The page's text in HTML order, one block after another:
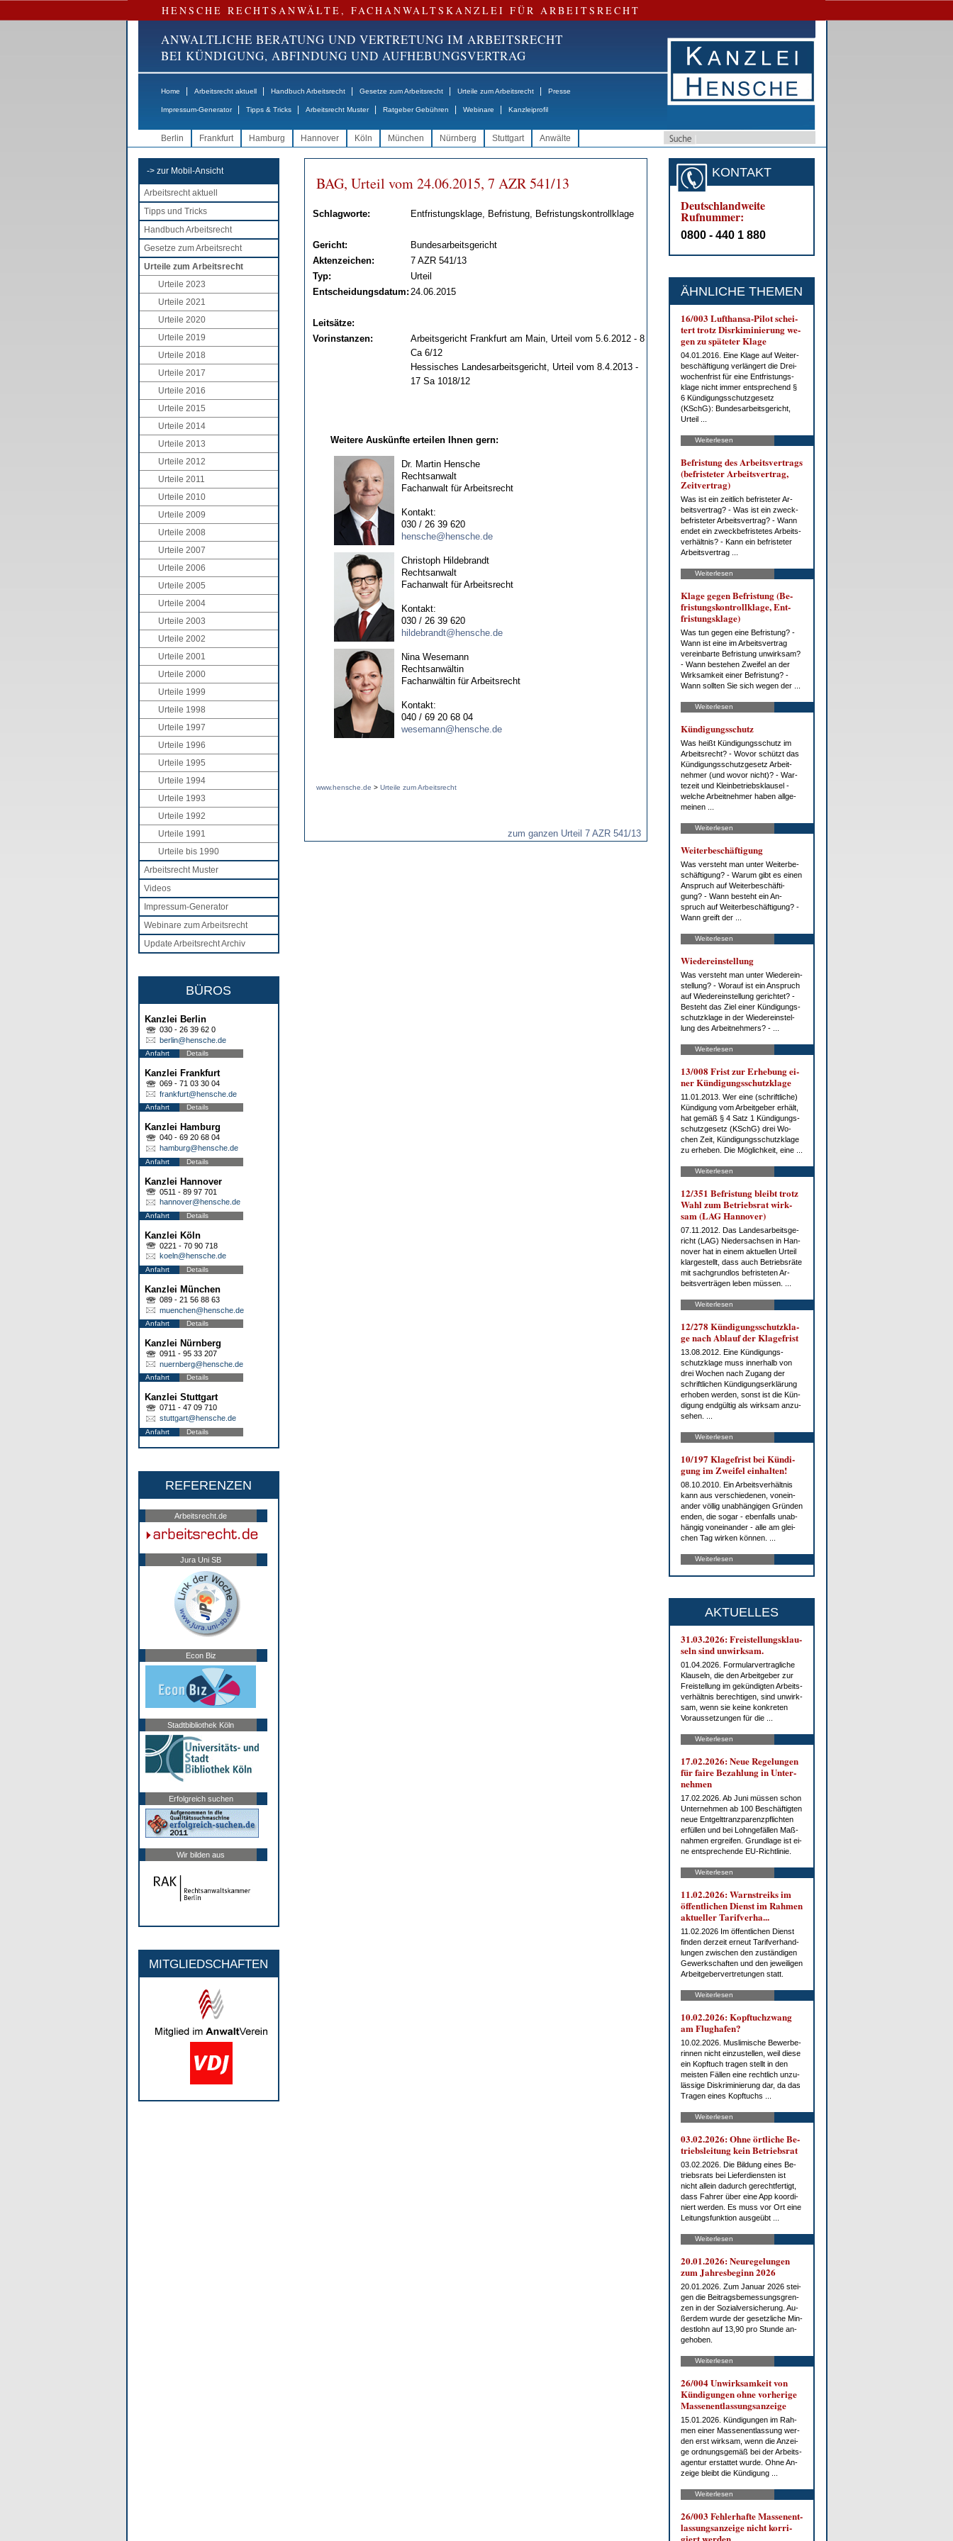
HENSCHE RECHTSANWÄLTE, FACHANWALTSKANZLEI FÜR ARBEITSRECHT
ANWALTLICHE BERATUNG UND VERTRETUNG IM ARBEITSRECHT
BEI KÜNDIGUNG, ABFINDUNG UND AUFHEBUNGSVERTRAG
Home Arbeitsrecht aktuell Handbuch Arbeitsrecht Gesetze zum Arbeitsrecht Urteile zum Arbeitsrecht Presse
Impressum-Generator Tipps & Tricks Arbeitsrecht Muster Ratgeber Gebühren Webinare Kanzleiprofil
Berlin Frankfurt Hamburg Hannover Köln München Nürnberg Stuttgart Anwälte
-> zur Mobil-Ansicht
Arbeitsrecht aktuell
Tipps und Tricks
Handbuch Arbeitsrecht
Gesetze zum Arbeitsrecht
Urteile zum Arbeitsrecht
Urteile 2023
Urteile 2021
Urteile 2020
Urteile 2019
Urteile 2018
Urteile 2017
Urteile 2016
Urteile 2015
Urteile 2014
Urteile 2013
Urteile 2012
Urteile 2011
Urteile 2010
Urteile 2009
Urteile 2008
Urteile 2007
Urteile 2006
Urteile 2005
Urteile 2004
Urteile 2003
Urteile 2002
Urteile 2001
Urteile 2000
Urteile 1999
Urteile 1998
Urteile 1997
Urteile 1996
Urteile 1995
Urteile 1994
Urteile 1993
Urteile 1992
Urteile 1991
Urteile bis 1990
Arbeitsrecht Muster
Videos
Impressum-Generator
Webinare zum Arbeitsrecht
Update Arbeitsrecht Archiv
BÜROS
Kanzlei Berlin
030 - 26 39 62 0
berlin@hensche.de
Anfahrt Details
Kanzlei Frankfurt
069 - 71 03 30 04
frankfurt@hensche.de
Anfahrt Details
Kanzlei Hamburg
040 - 69 20 68 04
hamburg@hensche.de
Anfahrt Details
Kanzlei Hannover
0511 - 89 97 701
hannover@hensche.de
Anfahrt Details
Kanzlei Köln
0221 - 70 90 718
koeln@hensche.de
Anfahrt Details
Kanzlei München
089 - 21 56 88 63
muenchen@hensche.de
Anfahrt Details
Kanzlei Nürnberg
0911 - 95 33 207
nuernberg@hensche.de
Anfahrt Details
Kanzlei Stuttgart
0711 - 47 09 710
stuttgart@hensche.de
Anfahrt Details
REFERENZEN
Arbeitsrecht.de
Jura Uni SB
Econ Biz
Stadtbibliothek Köln
Erfolgreich suchen
Wir bilden aus
MITGLIEDSCHAFTEN
BAG, Ur­teil vom 24.06.2015, 7 AZR 541/13
Schlagworte: Entfristungsklage, Befristung, Befristungskontrollklage
Gericht:
Bundesarbeitsgericht
Aktenzeichen:
7 AZR 541/13
Typ:
Urteil
Entscheidungsdatum: 24.06.2015
Leitsätze:
Vorinstanzen:
Arbeitsgericht Frankfurt am Main, Urteil vom 5.6.2012 - 8
Ca 6/12
Hessisches Landesarbeitsgericht, Urteil vom 8.4.2013 -
17 Sa 1018/12
Weitere Auskünfte erteilen Ihnen gern:
Dr. Martin Hensche
Rechtsanwalt
Fachanwalt für Arbeitsrecht
Kontakt:
030 / 26 39 620
hensche@hensche.de
Christoph Hildebrandt
Rechtsanwalt
Fachanwalt für Arbeitsrecht
Kontakt:
030 / 26 39 620
hildebrandt@hensche.de
Nina Wesemann
Rechtsanwältin
Fachanwältin für Arbeitsrecht
Kontakt:
040 / 69 20 68 04
wesemann@hensche.de
www.hensche.de > Urteile zum Arbeitsrecht
zum ganzen Urteil 7 AZR 541/13
KONTAKT
Deutschlandweite
Rufnummer:
0800 - 440 1 880
ÄHNLICHE THEMEN
16/003 Luft­han­sa-Pi­lot schei­
tert trotz Dis­rki­mi­nie­rung we­
gen zu spä­te­ter Kla­ge
04.01.2016. Ei­ne Kla­ge auf Wei­ter­
be­schäf­ti­gung ver­län­gert die Drei­
wo­chen­frist für ei­ne Ent­fris­tungs­
kla­ge nicht im­mer ent­spre­chend §
6 Kün­di­gungs­schutz­ge­setz
(KSchG): Bun­des­ar­beits­ge­richt,
Ur­teil ...
Weiterlesen
Be­fris­tung des Ar­beits­ver­trags
(be­fris­te­ter Ar­beits­ver­trag,
Zeit­ver­trag)
Was ist ein zeit­lich be­fris­te­ter Ar­
beits­ver­trag? - Was ist ein zweck­
be­fris­te­ter Ar­beits­ver­trag? - Wann
en­det ein zweck­be­fris­te­tes Ar­beits­
ver­hält­nis? - Kann ein be­fris­te­ter
Ar­beits­ver­trag ...
Weiterlesen
Kla­ge ge­gen Be­fris­tung (Be­
fris­tungs­kon­troll­kla­ge, Ent­
fris­tungs­kla­ge)
Was tun ge­gen ei­ne Be­fris­tung? -
Wann ist ei­ne im Ar­beits­ver­trag
ver­ein­bar­te Be­fris­tung un­wirk­sam?
- Wann be­ste­hen Zwei­fel an der
Wirk­sam­keit ei­ner Be­fris­tung? -
Wann soll­ten Sie sich we­gen der ...
Weiterlesen
Kün­di­gungs­schutz
Was heißt Kün­di­gungs­schutz im
Ar­beits­recht? - Wo­vor schützt das
Kün­di­gungs­schutz­ge­setz Ar­beit­
neh­mer (und wo­vor nicht)? - War­
te­zeit und Klein­be­triebs­klau­sel -
wel­che Ar­beit­neh­mer ha­ben all­ge­
mei­nen ...
Weiterlesen
Wei­ter­be­schäf­ti­gung
Was ver­steht man un­ter Wei­ter­be­
schäf­ti­gung? - War­um gibt es ei­nen
An­spruch auf Wei­ter­be­schäf­ti­
gung? - Wann be­steht ein An­
spruch auf Wei­ter­be­schäf­ti­gung? -
Wann greift der ...
Weiterlesen
Wie­der­ein­stel­lung
Was ver­steht man un­ter Wie­der­ein­
stel­lung? - Wor­auf ist ein An­spruch
auf Wie­der­ein­stel­lung ge­rich­tet? -
Be­steht das Ziel ei­ner Kün­di­gungs­
schutz­kla­ge in der Wie­der­ein­stel­
lung des Ar­beit­neh­mers? - ...
Weiterlesen
13/008 Frist zur Er­he­bung ei­
ner Kün­di­gungs­schutz­kla­ge
11.01.2013. Wer ei­ne (schrift­li­che)
Kün­di­gung vom Ar­beit­ge­ber er­hält,
hat ge­mäß § 4 Satz 1 Kün­di­gungs­
schutz­ge­setz (KSchG) drei Wo­
chen Zeit, Kün­di­gungs­schutz­kla­ge
zu er­he­ben. Die Mög­lich­keit, ei­ne ...
Weiterlesen
12/351 Be­fris­tung bleibt trotz
Wahl zum Be­triebs­rat wirk­
sam (LAG Han­no­ver)
07.11.2012. Das Lan­des­ar­beits­ge­
richt (LAG) Nie­der­sach­sen in Han­
no­ver hat in ei­nem ak­tu­el­len Ur­teil
klar­ge­stellt, dass auch Be­triebs­rä­te
mit sach­grund­los be­fris­te­ten Ar­
beits­ver­trä­gen le­ben müs­sen. ...
Weiterlesen
12/278 Kün­di­gungs­schutz­kla­
ge nach Ab­lauf der Kla­ge­frist
13.08.2012. Ei­ne Kün­di­gungs­
schutz­kla­ge muss in­ner­halb von
drei Wo­chen nach Zu­gang der
schrift­li­chen Kün­di­gungs­er­klä­rung
er­ho­ben wer­den, sonst ist die Kün­
di­gung end­gül­tig als wirk­sam an­zu­
se­hen. ...
Weiterlesen
10/197 Kla­ge­frist bei Kün­di­
gung im Zwei­fel ein­hal­ten!
08.10.2010. Ein Ar­beits­ver­hält­nis
kann aus ver­schie­de­nen, von­ein­
an­der völ­lig un­ab­hän­gi­gen Grün­den
en­den, die so­gar - eben­falls un­ab­
hän­gig von­ein­an­der - al­le am glei­
chen Tag wir­ken kön­nen. ...
Weiterlesen
AKTUELLES
31.03.2026: Frei­stel­lungs­klau­
seln sind un­wirk­sam.
01.04.2026. For­mu­lar­ver­trag­li­che
Klau­seln, die den Ar­beit­ge­ber zur
Frei­stel­lung im ge­kün­dig­ten Ar­beits­
ver­hält­nis be­rech­ti­gen, sind un­wirk­
sam, wenn sie kei­ne kon­kre­ten
Vor­aus­set­zun­gen für die ...
Weiterlesen
17.02.2026: Neue Re­ge­lun­gen
für fai­re Be­zah­lung in Un­ter­
neh­men
17.02.2026. Ab Ju­ni müs­sen schon
Un­ter­neh­men ab 100 Be­schäf­tig­ten
neue Ent­gelt­tranz­pa­renz­pflich­ten
er­fül­len und bei Lohn­ge­fäl­len Maß­
nah­men er­grei­fen. Grund­la­ge ist ei­
ne ent­spre­chen­de EU-Richt­li­nie.
Weiterlesen
11.02.2026: Warn­streiks im
öf­fent­li­chen Dienst im Rah­men
ak­tu­el­ler Ta­rif­ver­ha...
11.02.2026 Im öf­fent­li­chen Dienst
fin­den der­zeit er­neut Ta­rif­ver­hand­
lun­gen zwi­schen den zu­stän­di­gen
Ge­werk­schaf­ten und den je­wei­li­gen
Ar­beit­ge­ber­ver­tre­tun­gen statt.
Weiterlesen
10.02.2026: Kopf­tuch­zwang
am Flug­ha­fen?
10.02.2026. Mus­li­mi­sche Be­wer­be­
rin­nen nicht ein­zu­stel­len, weil die­se
ein Kopf­tuch tra­gen stellt in den
meis­ten Fäl­len ei­ne recht­lich un­zu­
läs­si­ge Dis­kri­mi­nie­rung dar, da das
Tra­gen ei­nes Kopf­tuchs ...
Weiterlesen
03.02.2026: Oh­ne ört­li­che Be­
triebs­lei­tung kein Be­triebs­rat
03.02.2026. Die Bil­dung ei­nes Be­
triebs­rats bei Lie­fer­diens­ten ist
nicht al­lein da­durch ge­recht­fer­tigt,
dass Fah­rer über ei­ne App ko­or­di­
niert wer­den. Es muss vor Ort ei­ne
Lei­tungs­funk­ti­on aus­ge­übt ...
Weiterlesen
20.01.2026: Neu­re­ge­lun­gen
zum Jah­res­be­ginn 2026
20.01.2026. Zum Ja­nu­ar 2026 stei­
gen die Bei­trags­be­mes­sungs­gren­
zen in der So­zi­al­ver­si­che­rung. Au­
ßer­dem wur­de der ge­setz­li­che Min­
dest­lohn auf 13,90 pro St­un­de an­
ge­ho­ben.
Weiterlesen
26/004 Un­wirk­sam­keit von
Kün­di­gun­gen oh­ne vor­he­ri­ge
Mas­sen­ent­las­sungs­an­zei­ge
15.01.2026. Kün­di­gun­gen im Rah­
men ei­ner Mas­sen­ent­las­sung wer­
den erst wirk­sam, wenn die An­zei­
ge ord­nungs­ge­mäß bei der Ar­beits­
agen­tur er­stat­tet wur­de. Oh­ne An­
zei­ge bleibt die Kün­di­gung ...
Weiterlesen
26/003 Feh­ler­haf­te Mas­sen­ent­
las­sungs­an­zei­ge nicht kor­ri­